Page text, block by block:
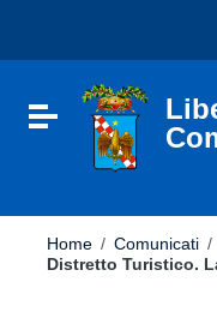
sito
include
Vai al footer
Attiva / disattiva la
Home / Comunicati /
Distretto Turistico.